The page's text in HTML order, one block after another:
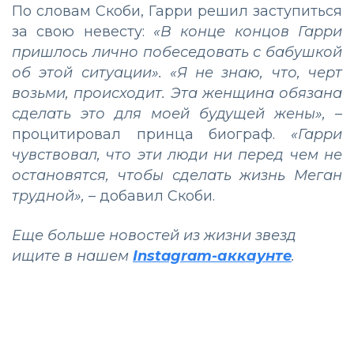
По словам Скоби, Гарри решил заступиться
за свою невесту: «В конце концов Гарри
пришлось лично побеседовать с бабушкой
об этой ситуации». «Я не знаю, что, черт
возьми, происходит. Эта женщина обязана
сделать это для моей будущей жены», –
процитировал принца биограф. «Гарри
чувствовал, что эти люди ни перед чем не
остановятся, чтобы сделать жизнь Меган
трудной», – добавил Скоби.
Еще больше новостей из жизни звезд
ищите в нашем Instagram-аккаунте.